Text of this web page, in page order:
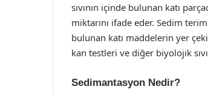
sıvının içinde bulunan katı
miktarını ifade eder. Sedim
bulunan katı maddelerin yer
kan testleri ve diğer biyolojik
Sedimantasyon Nedir?